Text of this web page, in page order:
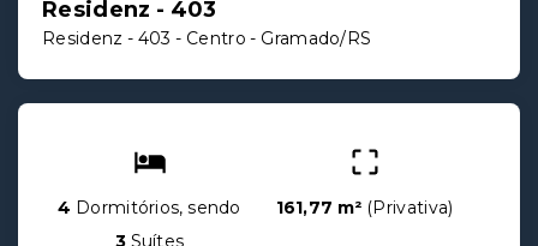
Residenz - 403
Residenz - 403 - Centro - Gramado/RS
4 Dormitórios, sendo
3Suítes
161,77 m² (Privativa)